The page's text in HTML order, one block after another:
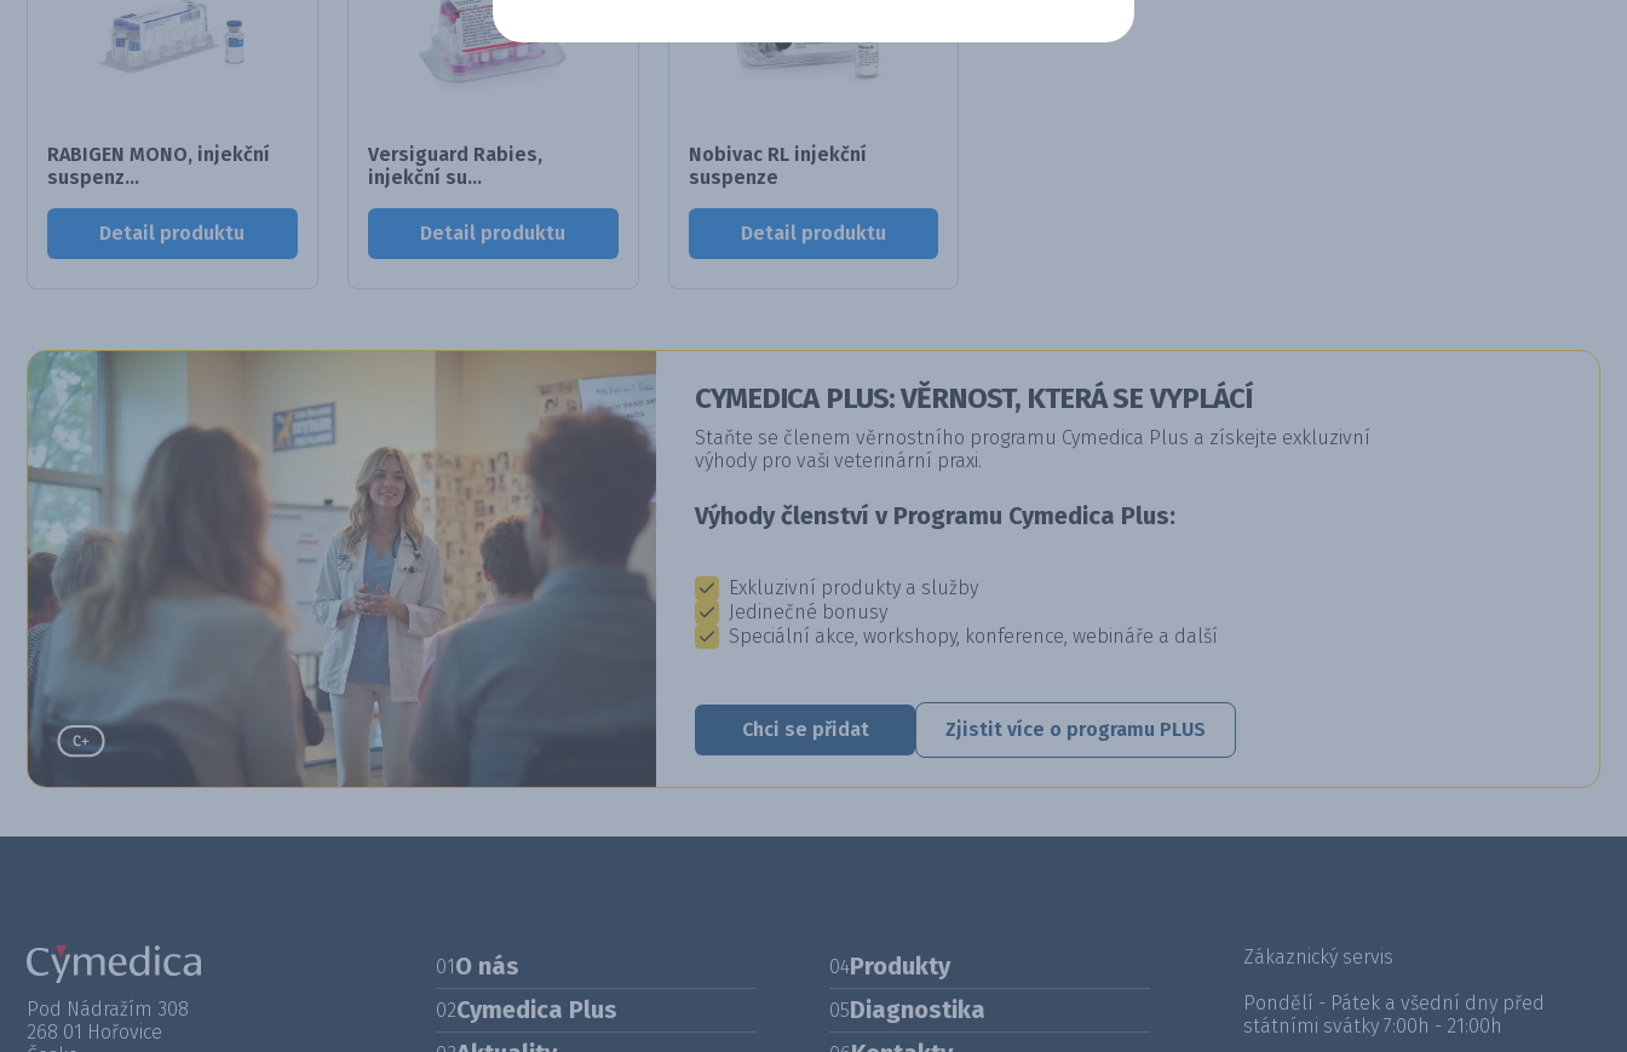
RABIGEN MONO, injekční
suspenz...
Detail produktu
Versiguard Rabies,
injekční su...
Detail produktu
Nobivac RL injekční
suspenze
Detail produktu
CYMEDICA PLUS: VĚRNOST, KTERÁ SE VYPLÁCÍ
Staňte se členem věrnostního programu Cymedica Plus a získejte exkluzivní
výhody pro vaši veterinární praxi.
Výhody členství v Programu Cymedica Plus:
Exkluzivní produkty a služby
Jedinečné bonusy
Speciální akce, workshopy, konference, webináře a další
Chci se přidat Zjistit více o programu PLUS
Pod Nádražím 308
268 01 Hořovice
01O nás
02Cymedica Plus
04Produkty
05Diagnostika
Zákaznický servis
Pondělí - Pátek a všední dny před
státními svátky 7:00h - 21:00h